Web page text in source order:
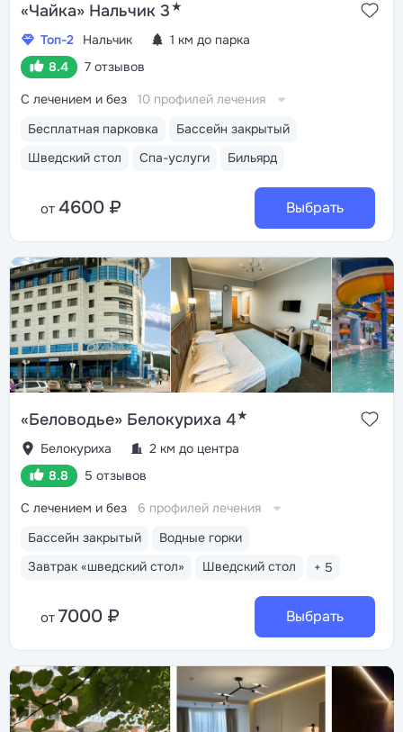
«Чайка» Нальчик 3★
Топ-2 Нальчик
1 км до парка
8.4
7 отзывов
Бесплатная парковка
Бассейн закрытый
Шведский стол
Спа-услуги Бильярд
С лечением и без 10 профилей лечения
от 4600 ₽ Выбрать
«Беловодье» Белокуриха 4★
Белокуриха
2 км до центра
8.8
5 отзывов
Бассейн закрытый
Водные горки
Завтрак «шведский стол»
Шведский стол + 5
С лечением и без 6 профилей лечения
от 7000 ₽ Выбрать